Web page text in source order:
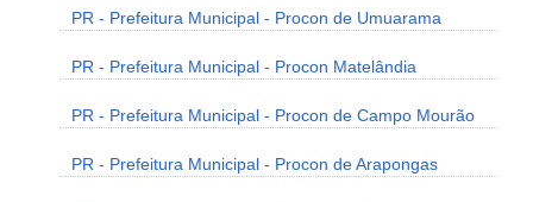
PR - Prefeitura Municipal - Procon de Umuarama
PR - Prefeitura Municipal - Procon Matelândia
PR - Prefeitura Municipal - Procon de Campo Mourão
PR - Prefeitura Municipal - Procon de Arapongas